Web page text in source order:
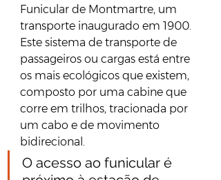
Funicular de Montmartre, um
transporte inaugurado em 1900.
Este sistema de transporte de
passageiros ou cargas está entre
os mais ecológicos que existem,
composto por uma cabine que
corre em trilhos, tracionada por
um cabo e de movimento
bidirecional.
O acesso ao funicular é